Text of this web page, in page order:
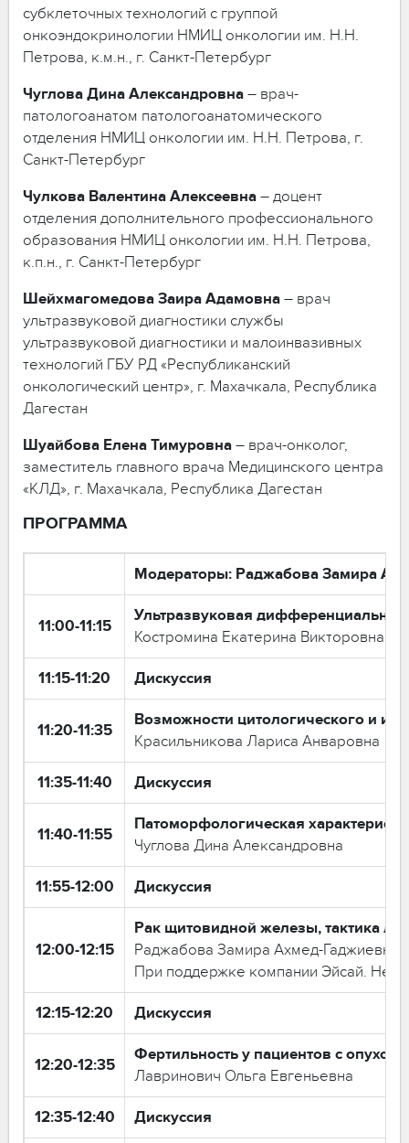
субклеточных технологий с группой
онкоэндокринологии НМИЦ онкологии им. Н.Н.
Петрова, к.м.н., г. Санкт-Петербург
Чуглова Дина Александровна – врач-
патологоанатом патологоанатомического
отделения НМИЦ онкологии им. Н.Н. Петрова, г.
Санкт-Петербург
Чулкова Валентина Алексеевна – доцент
отделения дополнительного профессионального
образования НМИЦ онкологии им. Н.Н. Петрова,
к.п.н., г. Санкт-Петербург
Шейхмагомедова Заира Адамовна – врач
ультразвуковой диагностики службы
ультразвуковой диагностики и малоинвазивных
технологий ГБУ РД «Республиканский
онкологический центр», г. Махачкала, Республика
Дагестан
Шуайбова Елена Тимуровна – врач-онколог,
заместитель главного врача Медицинского центра
«КЛД», г. Махачкала, Республика Дагестан
ПРОГРАММА
Модераторы: Раджабова Замира
11:00-11:15
Ультразвуковая дифференциальная
Костромина Екатерина Викторовна
11:15-11:20 Дискуссия
11:20-11:35
Возможности цитологического и
Красильникова Лариса Анваровна
11:35-11:40 Дискуссия
11:40-11:55
Патоморфологическая
Чуглова Дина Александровна
11:55-12:00 Дискуссия
12:00-12:15
Рак щитовидной железы, тактика
Раджабова Замира Ахмед-Гаджиевна
При поддержке компании Эйсай. Не
12:15-12:20 Дискуссия
12:20-12:35
Фертильность у пациентов с
Лавринович Ольга Евгеньевна
12:35-12:40 Дискуссия